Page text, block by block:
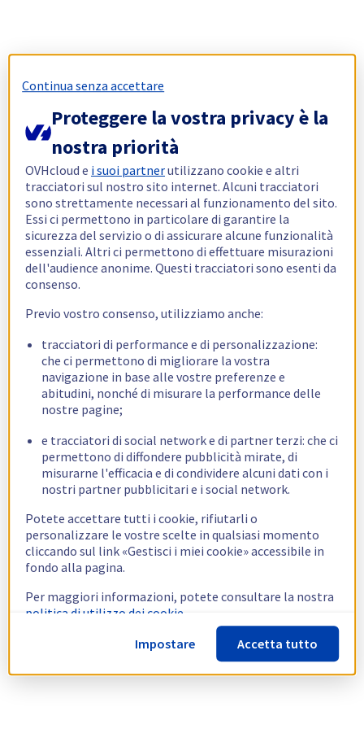
Continua senza accettare
Proteggere la vostra privacy è la
nostra priorità
OVHcloud e i suoi partnerutilizzano cookie e altri
tracciatori sul nostro sito internet. Alcuni tracciatori
sono strettamente necessari al funzionamento del sito.
Essi ci permettono in particolare di garantire la
sicurezza del servizio o di assicurare alcune funzionalità
essenziali. Altri ci permettono di effettuare misurazioni
dell'audience anonime. Questi tracciatori sono esenti da
consenso.
Previo vostro consenso, utilizziamo anche:
tracciatori di performance e di personalizzazione:
che ci permettono di migliorare la vostra
navigazione in base alle vostre preferenze e
abitudini, nonché di misurare la performance delle
nostre pagine;
e tracciatori di social network e di partner terzi: che ci
permettono di diffondere pubblicità mirate, di
misurarne l'efficacia e di condividere alcuni dati con i
nostri partner pubblicitari e i social network.
Potete accettare tutti i cookie, rifiutarli o
personalizzare le vostre scelte in qualsiasi momento
cliccando sul link «Gestisci i miei cookie» accessibile in
fondo alla pagina.
Per maggiori informazioni, potete consultare la nostra
politica di utilizzo dei cookie.
Impostare
Accetta tutto